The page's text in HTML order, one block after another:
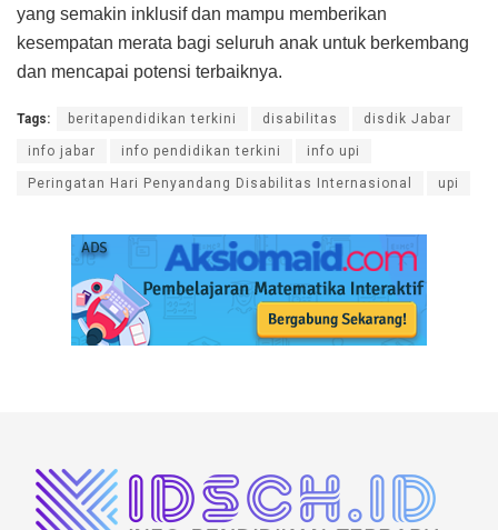
yang semakin inklusif dan mampu memberikan
kesempatan merata bagi seluruh anak untuk berkembang
dan mencapai potensi terbaiknya.
Tags: beritapendidikan terkini disabilitas disdik Jabar
info jabar info pendidikan terkini info upi
Peringatan Hari Penyandang Disabilitas Internasional upi